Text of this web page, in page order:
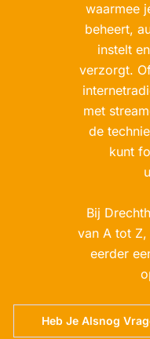
waarmee
beheert,
instelt
verzorgt.
met
de
kunt
Bij
van A tot
eerder
Heb Je Alsnog